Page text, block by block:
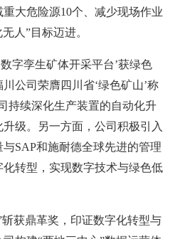
大危险源10个、减少现场作业
人”目标迈进。
字孪生矿体开采平台’获绿色
公司荣膺四川省‘绿色矿山’称
持续深化生产装置的自动化升
级。另一方面，公司积极引入
SAP和施耐德全球先进的管理
转型，实现数字技术与绿色低
斩获鼎革奖，印证数字化转型与